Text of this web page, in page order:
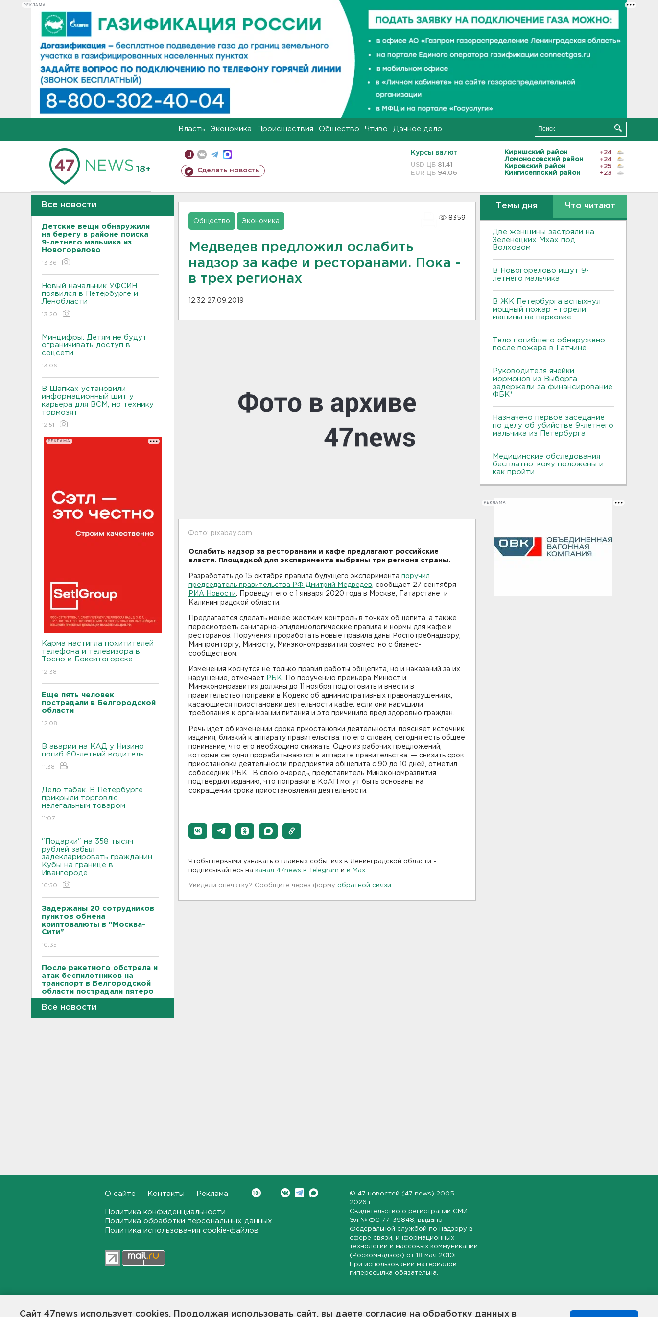
Сайт 47news использует cookies. Продолжая использовать сайт, вы даете согласие на обработку данных в
РЕКЛАМА
Власть Экономика Происшествия Общество Чтиво Дачное дело
18+ Сделать новость
Курсы валют
USD ЦБ 81.41
EUR ЦБ 94.06
Киришский район
+24
Ломоносовский район
+24
Кировский район
+25
Кингисеппский район
+23
Все новости
Детские вещи обнаружили
на берегу в районе поиска
9-летнего мальчика из
Новогорелово
13:36
Новый начальник УФСИН
появился в Петербурге и
Ленобласти
13:20
Минцифры: Детям не будут
ограничивать доступ в
соцсети
13:06
В Шапках установили
информационный щит у
карьера для ВСМ, но технику
тормозят
12:51
РЕКЛАМА
Карма настигла похитителей
телефона и телевизора в
Тосно и Бокситогорске
12:38
Еще пять человек
пострадали в Белгородской
области
12:08
В аварии на КАД у Низино
погиб 60-летний водитель
11:38
Дело табак. В Петербурге
прикрыли торговлю
нелегальным товаром
11:07
"Подарки" на 358 тысяч
рублей забыл
задекларировать гражданин
Кубы на границе в
Ивангороде
10:50
Задержаны 20 сотрудников
пунктов обмена
криптовалюты в "Москва-
Сити"
10:35
После ракетного обстрела и
атак беспилотников на
транспорт в Белгородской
области пострадали пятеро
10:10
09:14
В Новогорелово ищут 9-
машины на парковке
пострадавшие
Все новости
Общество Экономика
8359
Медведев предложил ослабить
надзор за кафе и ресторанами. Пока -
в трех регионах
12:32 27.09.2019
Фото: pixabay.com
Ослабить надзор за ресторанами и кафе предлагают российские
власти. Площадкой для эксперимента выбраны три региона страны.
Разработать до 15 октября правила будущего эксперимента поручил
председатель правительства РФ Дмитрий Медведев , сообщает 27 сентября
РИА Новости . Проведут его с 1 января 2020 года в Москве, Татарстане и
Калининградской области.
Предлагается сделать менее жестким контроль в точках общепита, а также
пересмотреть санитарно-эпидемиологические правила и нормы для кафе и
ресторанов. Поручения проработать новые правила даны Роспотребнадзору,
Минпромторгу, Минюсту, Минэкономразвития совместно с бизнес-
сообществом.
Изменения коснутся не только правил работы общепита, но и наказаний за их
нарушение, отмечает
РБК . По поручению премьера Минюст и
Минэкономразвития должны до 11 ноября подготовить и внести в
правительство поправки в Кодекс об административных правонарушениях,
касающиеся приостановки деятельности кафе, если они нарушили
требования к организации питания и это причинило вред здоровью граждан.
Речь идет об изменении срока приостановки деятельности, поясняет источник
издания, близкий к аппарату правительства: по его словам, сегодня есть общее
понимание, что его необходимо снижать. Одно из рабочих предложений,
которые сегодня прорабатываются в аппарате правительства, — снизить срок
приостановки деятельности предприятия общепита с 90 до 10 дней, отметил
собеседник РБК. В свою очередь, представитель Минэкономразвития
подтвердил изданию, что поправки в КоАП могут быть основаны на
сокращении срока приостановления деятельности.
Чтобы первыми узнавать о главных событиях в Ленинградской области -
подписывайтесь на канал 47news в Telegram и в Maх
Увидели опечатку? Сообщите через форму обратной связи
Темы дня Что читают
Две женщины застряли на
Зеленецких Мхах под
Волховом
В Новогорелово ищут 9-
летнего мальчика
В ЖК Петербурга вспыхнул
мощный пожар – горели
машины на парковке
Тело погибшего обнаружено
после пожара в Гатчине
Руководителя ячейки
мормонов из Выборга
задержали за финансирование
ФБК*
Назначено первое заседание
по делу об убийстве 9-летнего
мальчика из Петербурга
Медицинские обследования
бесплатно: кому положены и
как пройти
РЕКЛАМА
О сайте Контакты Реклама
Политика конфиденциальности
Политика обработки персональных данных
Политика использования cookie-файлов
© 47 новостей (47 news) 2005—
2026 г.
Свидетельство о регистрации СМИ
Эл № ФС 77-39848 , выдано
Федеральной службой по надзору в
сфере связи, информационных
технологий и массовых коммуникаций
(Роскомнадзор) от 18 мая 2010г.
При использовании материалов
гиперссылка обязательна.
общественной жизни в Ленинградской области, экономической и инвестиционной активности в регионе.